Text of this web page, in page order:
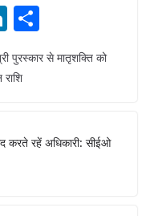
Li
n
k
n
h
ar
पुरस्कार से मातृशक्ति को
करते रहें अधिकारी: सीईओ